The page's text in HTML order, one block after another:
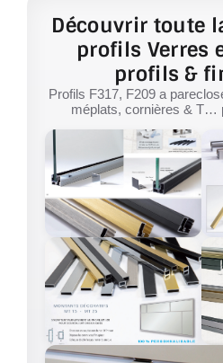
Découvrir toute
profils Verres
profils &
Profils F317, F209 a
méplats, cornières & T…